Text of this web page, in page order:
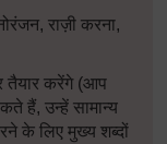
,राज़ी करना,
तैयार करेंगे (आप
हैं,उन्हें सामान्य
के लिए मुख्य शब्दों